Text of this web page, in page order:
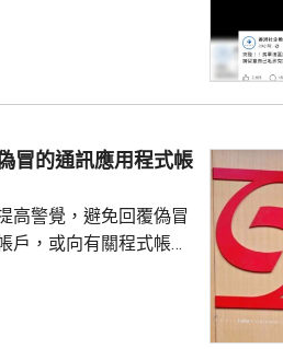
署化驗。 警方表
冒的通訊應用程式帳
高警覺，避免回覆偽冒
戶，或向有關程式帳戶
市民的個人資料。社署